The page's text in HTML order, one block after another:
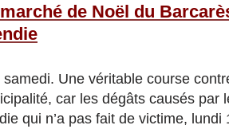
de Noël du
Une véritable course
car les dégâts causés par
qui n’a pas fait de victime,